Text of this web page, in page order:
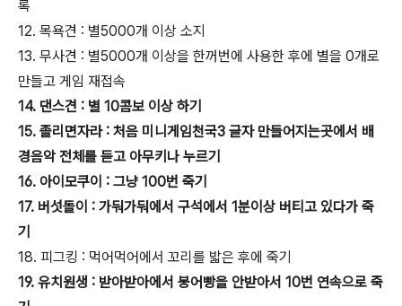
록
12. 목욕견 : 별5000개 이상 소지
13. 무사견 : 별5000개 이상을 한꺼번에 사용한 후에 별을 0개로
만들고 게임 재접속
14. 댄스견 : 별 10콤보 이상 하기
15. 졸리면자라 : 처음 미니게임천국3 글자 만들어지는곳에서 배
경음악 전체를 듣고 아무키나 누르기
16. 아이모쿠이 : 그냥 100번 죽기
17. 버섯돌이 : 가둬가둬에서 구석에서 1분이상 버티고 있다가 죽
기
18. 피그킹 : 먹어먹어에서 꼬리를 밟은 후에 죽기
19. 유치원생 : 받아받아에서 붕어빵을 안받아서 10번 연속으로 죽